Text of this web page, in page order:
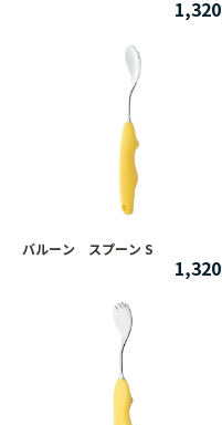
1,320
バルーン スプーン S
1,320